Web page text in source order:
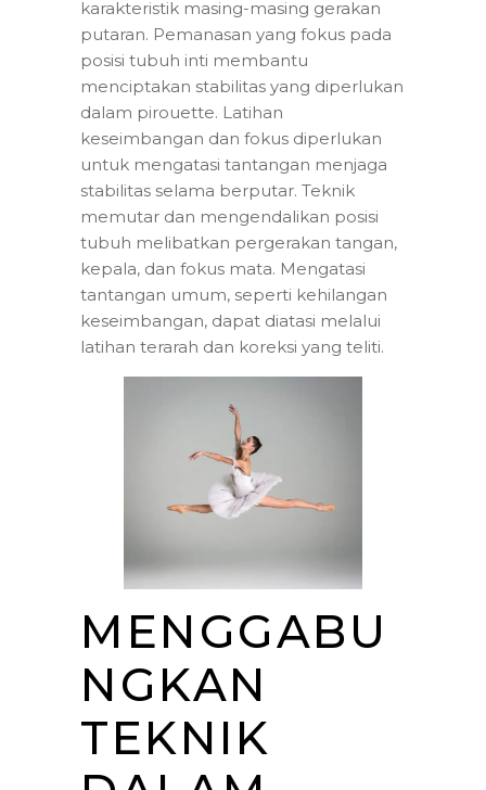
karakteristik masing-masing gerakan
putaran. Pemanasan yang fokus pada
posisi tubuh inti membantu
menciptakan stabilitas yang diperlukan
dalam pirouette. Latihan
keseimbangan dan fokus diperlukan
untuk mengatasi tantangan menjaga
stabilitas selama berputar. Teknik
memutar dan mengendalikan posisi
tubuh melibatkan pergerakan tangan,
kepala, dan fokus mata. Mengatasi
tantangan umum, seperti kehilangan
keseimbangan, dapat diatasi melalui
latihan terarah dan koreksi yang teliti.
MENGGABU
NGKAN
TEKNIK